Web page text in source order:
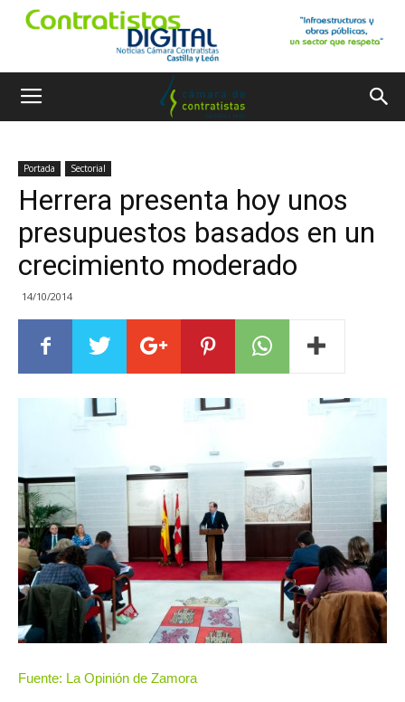
Portada Sectorial
Herrera presenta hoy unos
presupuestos basados en un
crecimiento moderado
14/10/2014
Fuente: La Opinión de Zamora